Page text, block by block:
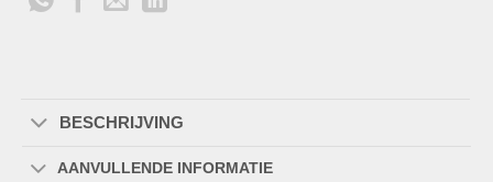
BESCHRIJVING
AANVULLENDE INFORMATIE